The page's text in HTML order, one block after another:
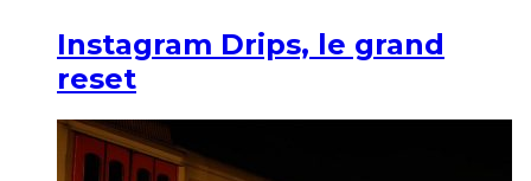
Instagram Drips, le grand
reset